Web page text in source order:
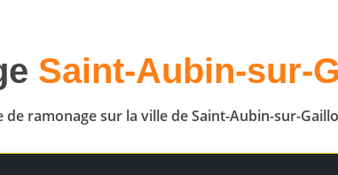
Saint-Aubin-sur-
de ramonage sur la ville de Saint-Aubin-sur-